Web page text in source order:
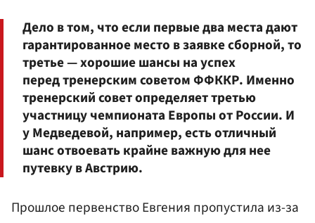
Дело в том, что если первые два места дают
гарантированное место в заявке сборной, то
третье — хорошие шансы на успех
перед тренерским советом ФФККР. Именно
тренерский совет определяет третью
участницу чемпионата Европы от России. И
у Медведевой, например, есть отличный
шанс отвоевать крайне важную для нее
путевку в Австрию.
Прошлое первенство Евгения пропустила из-за